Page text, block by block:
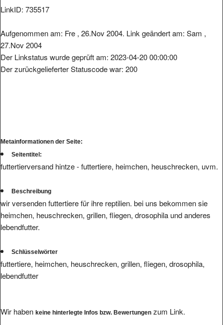
LinkID: 735517
Aufgenommen am: Fre , 26.Nov 2004. Link geändert am: Sam ,
27.Nov 2004
Der Linkstatus wurde geprüft am: 2023-04-20 00:00:00
Der zurückgelieferter Statuscode war: 200
Metainformationen der Seite:
Seitentitel:
futtertierversand hintze - futtertiere, heimchen, heuschrecken, uvm.
Beschreibung
wir versenden futtertiere für ihre reptilien. bei uns bekommen sie
heimchen, heuschrecken, grillen, fliegen, drosophila und anderes
lebendfutter.
Schlüsselwörter
futtertiere, heimchen, heuschrecken, grillen, fliegen, drosophila,
lebendfutter
Wir haben keine hinterlegte Infos bzw. Bewertungen zum Link.